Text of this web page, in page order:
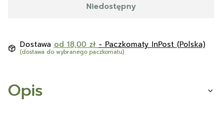
Niedostępny
Dostawa od 18,00 zł - Paczkomaty InPost (Polska)
(dostawa do wybranego paczkomatu)
Opis